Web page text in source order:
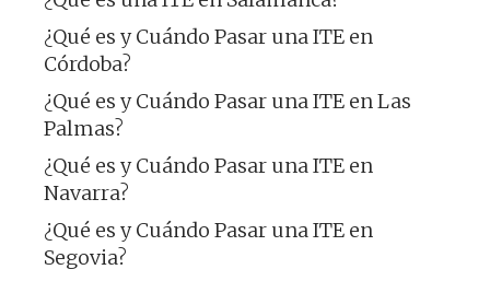
¿Qué es y Cuándo Pasar una ITE en
Córdoba?
¿Qué es y Cuándo Pasar una ITE en Las
Palmas?
¿Qué es y Cuándo Pasar una ITE en
Navarra?
¿Qué es y Cuándo Pasar una ITE en
Segovia?